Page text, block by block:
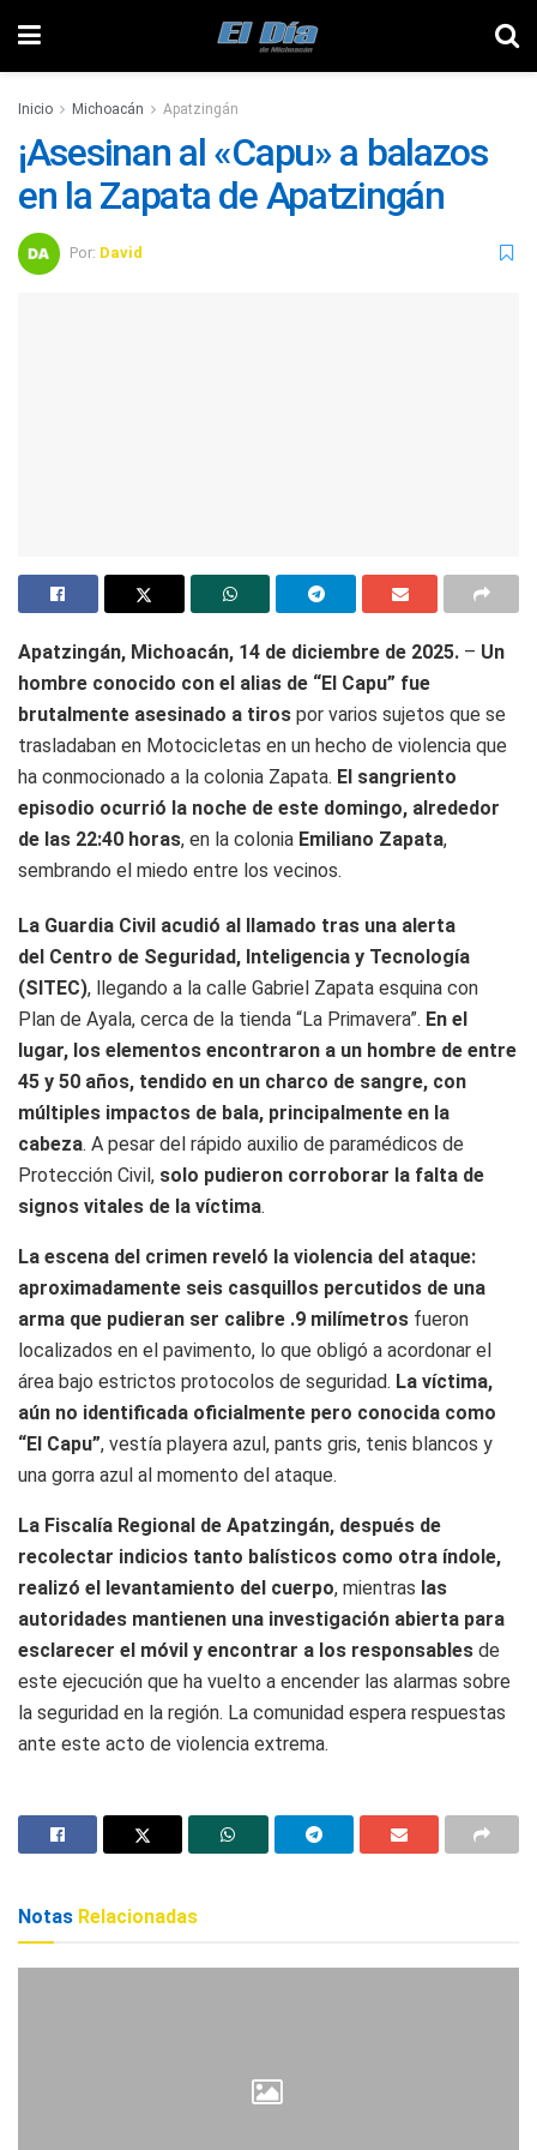
Inicio Michoacán Apatzingán
¡Asesinan al «Capu» a balazos
en la Zapata de Apatzingán
Por: David
Apatzingán, Michoacán, 14 de diciembre de 2025. – Un
hombre conocido con el alias de “El Capu” fue
brutalmente asesinado a tiros por varios sujetos que se
trasladaban en Motocicletas en un hecho de violencia que
ha conmocionado a la colonia Zapata. El sangriento
episodio ocurrió la noche de este domingo, alrededor
de las 22:40 horas, en la colonia Emiliano Zapata,
sembrando el miedo entre los vecinos.
La Guardia Civil acudió al llamado tras una alerta
del Centro de Seguridad, Inteligencia y Tecnología
(SITEC), llegando a la calle Gabriel Zapata esquina con
Plan de Ayala, cerca de la tienda “La Primavera”. En el
lugar, los elementos encontraron a un hombre de entre
45 y 50 años, tendido en un charco de sangre, con
múltiples impactos de bala, principalmente en la
cabeza. A pesar del rápido auxilio de paramédicos de
Protección Civil, solo pudieron corroborar la falta de
signos vitales de la víctima.
La escena del crimen reveló la violencia del ataque:
aproximadamente seis casquillos percutidos de una
arma que pudieran ser calibre .9 milímetros fueron
localizados en el pavimento, lo que obligó a acordonar el
área bajo estrictos protocolos de seguridad. La víctima,
aún no identificada oficialmente pero conocida como
“El Capu”, vestía playera azul, pants gris, tenis blancos y
una gorra azul al momento del ataque.
La Fiscalía Regional de Apatzingán, después de
recolectar indicios tanto balísticos como otra índole,
realizó el levantamiento del cuerpo, mientras las
autoridades mantienen una investigación abierta para
esclarecer el móvil y encontrar a los responsables de
este ejecución que ha vuelto a encender las alarmas sobre
la seguridad en la región. La comunidad espera respuestas
ante este acto de violencia extrema.
Notas Relacionadas